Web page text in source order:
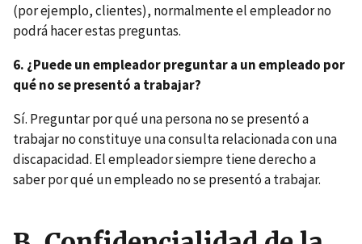
(por ejemplo, clientes), normalmente el empleador no
podrá hacer estas preguntas.
6. ¿Puede un empleador preguntar a un empleado por
qué no se presentó a trabajar?
Sí. Preguntar por qué una persona no se presentó a
trabajar no constituye una consulta relacionada con una
discapacidad. El empleador siempre tiene derecho a
saber por qué un empleado no se presentó a trabajar.